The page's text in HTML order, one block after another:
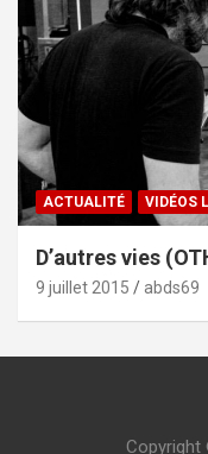
ACTUALITÉ VIDÉOS
D’autres vies
9 juillet 2015 abds69
Copyright